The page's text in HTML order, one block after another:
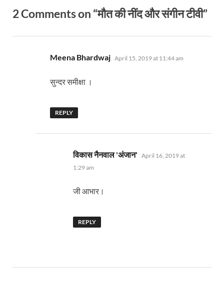
2 Comments on “मौत की नींद और संगीन टीवी”
Meena Bhardwaj says:
April 15, 2019 at 11:44 am
सुन्दर समीक्षा ।
REPLY
विकास नैनवाल 'अंजान' says:
April 16, 2019 at
1:29 am
जी आभार।
REPLY